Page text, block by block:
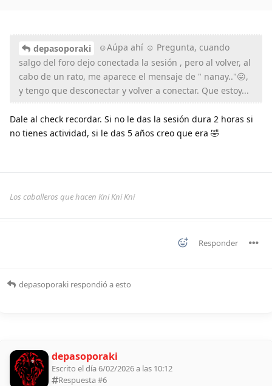
depasoporaki
☺Aúpa ahí ☺ Pregunta, cuando
salgo del foro dejo conectada la sesión , pero al volver, al
cabo de un rato, me aparece el mensaje de " nanay.."😛,
y tengo que desconectar y volver a conectar. Que estoy...
Dale al check recordar. Si no le das la sesión dura 2 horas si
no tienes actividad, si le das 5 años creo que era 🤣
Los caballeros que hacen Kni Kni Kni
Responder
depasoporaki respondió a esto
depasoporaki
Escrito el día 6/02/2026 a las 10:12
Respuesta #6